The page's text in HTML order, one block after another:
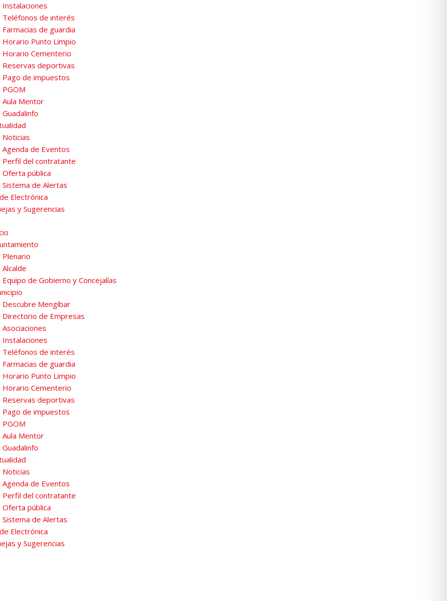
Instalaciones
Teléfonos de interés
Farmacias de guardia
Horario Punto Limpio
Horario Cementerio
Reservas deportivas
Pago de impuestos
PGOM
Aula Mentor
Guadalinfo
Noticias
Agenda de Eventos
Perfil del contratante
Oferta pública
Sistema de Alertas
Electrónica
y Sugerencias
Plenario
Alcalde
Equipo de Gobierno y Concejalías
Descubre Mengíbar
Directorio de Empresas
Asociaciones
Instalaciones
Teléfonos de interés
Farmacias de guardia
Horario Punto Limpio
Horario Cementerio
Reservas deportivas
Pago de impuestos
PGOM
Aula Mentor
Guadalinfo
Noticias
Agenda de Eventos
Perfil del contratante
Oferta pública
Sistema de Alertas
Electrónica
y Sugerencias